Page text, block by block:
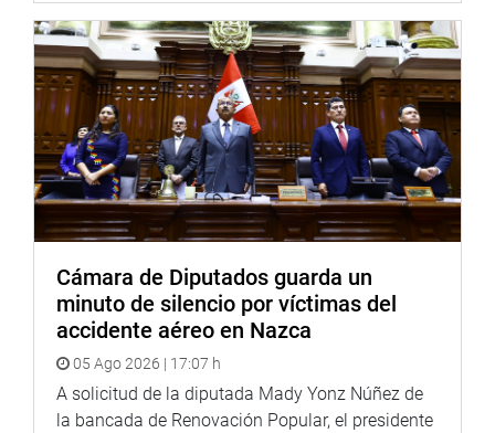
Cámara de Diputados guarda un
minuto de silencio por víctimas del
accidente aéreo en Nazca
05 Ago 2026 | 17:07 h
A solicitud de la diputada Mady Yonz Núñez de
la bancada de Renovación Popular, el presidente